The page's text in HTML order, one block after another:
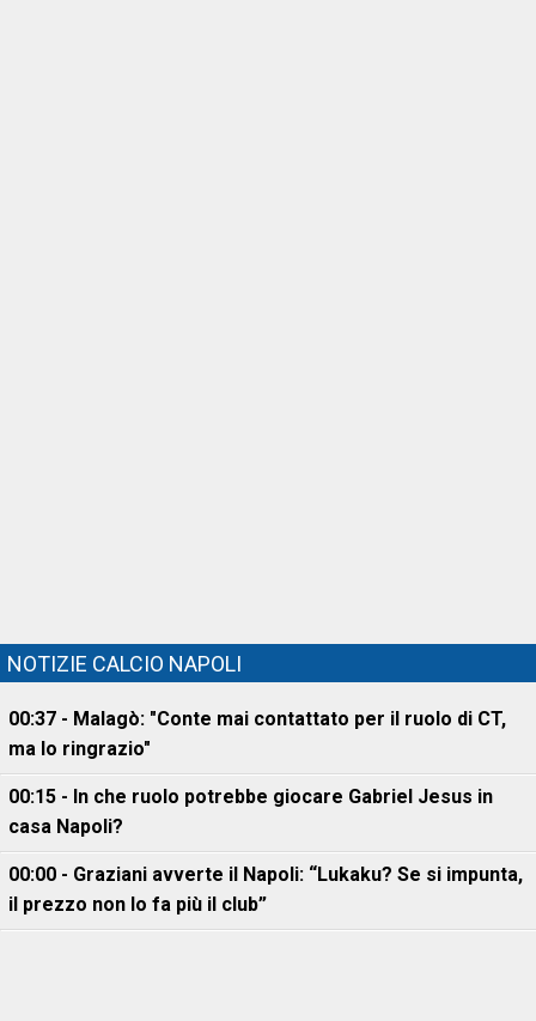
NOTIZIE CALCIO NAPOLI
00:37 - Malagò: "Conte mai contattato per il ruolo di CT,
ma lo ringrazio"
00:15 - In che ruolo potrebbe giocare Gabriel Jesus in
casa Napoli?
00:00 - Graziani avverte il Napoli: “Lukaku? Se si impunta,
il prezzo non lo fa più il club”